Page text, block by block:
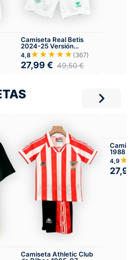
Camiseta Real Betis
2024-25 Versión
Infantil Local
4,8 ★★★★★(367)
27,99 € 49,50€
Camiseta Athletic Club
1988
4,9
27,99